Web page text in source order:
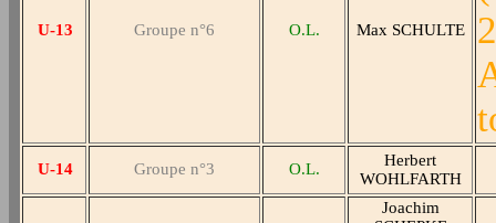
U-13 Groupe n°6 O.L. Max SCHULTE
U-14 Groupe n°3 O.L.
Herbert
WOHLFARTH
Joachim